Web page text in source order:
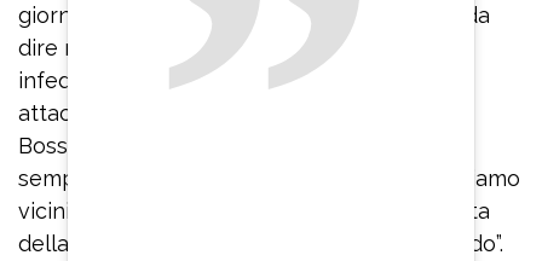
giornalista. “Sì, è venuta a saperlo. È brutto da
dire ma è stata una vendetta per le sue
infedeltà. Non potendo fare altro, mi sono
attaccato a questa detenuta”, dice Massimo
Bossetti. Per poi aggiungere: “Mia moglie è
sempre al mio fianco. Ci sentiamo sempre, siamo
vicini e uniti. Sento il suo sostegno. È convinta
della mia assoluta innocenza. I miei figli li vedo”.